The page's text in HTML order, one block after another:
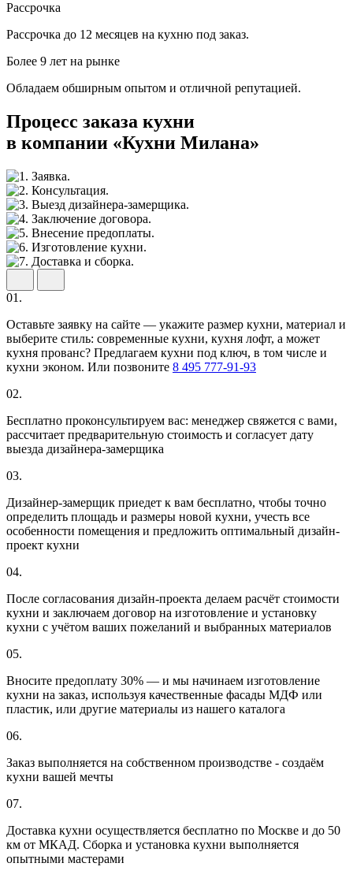
Рассрочка
Рассрочка до 12 месяцев на кухню под заказ.
Более 9 лет на рынке
Обладаем обширным опытом и отличной репутацией.
Процесс заказа кухни
в компании «Кухни Милана»
01.
Оставьте заявку на сайте — укажите размер кухни, материал и
выберите стиль: современные кухни, кухня лофт, а может
кухня прованс? Предлагаем кухни под ключ, в том числе и
кухни эконом. Или позвоните 8 495 777-91-93
02.
Бесплатно проконсультируем вас: менеджер свяжется с вами,
рассчитает предварительную стоимость и согласует дату
выезда дизайнера-замерщика
03.
Дизайнер-замерщик приедет к вам бесплатно, чтобы точно
определить площадь и размеры новой кухни, учесть все
особенности помещения и предложить оптимальный дизайн-
проект кухни
04.
После согласования дизайн-проекта делаем расчёт стоимости
кухни и заключаем договор на изготовление и установку
кухни с учётом ваших пожеланий и выбранных материалов
05.
Вносите предоплату 30% — и мы начинаем изготовление
кухни на заказ, используя качественные фасады МДФ или
пластик, или другие материалы из нашего каталога
06.
Заказ выполняется на собственном производстве - создаём
кухни вашей мечты
07.
Доставка кухни осуществляется бесплатно по Москве и до 50
км от МКАД. Сборка и установка кухни выполняется
опытными мастерами